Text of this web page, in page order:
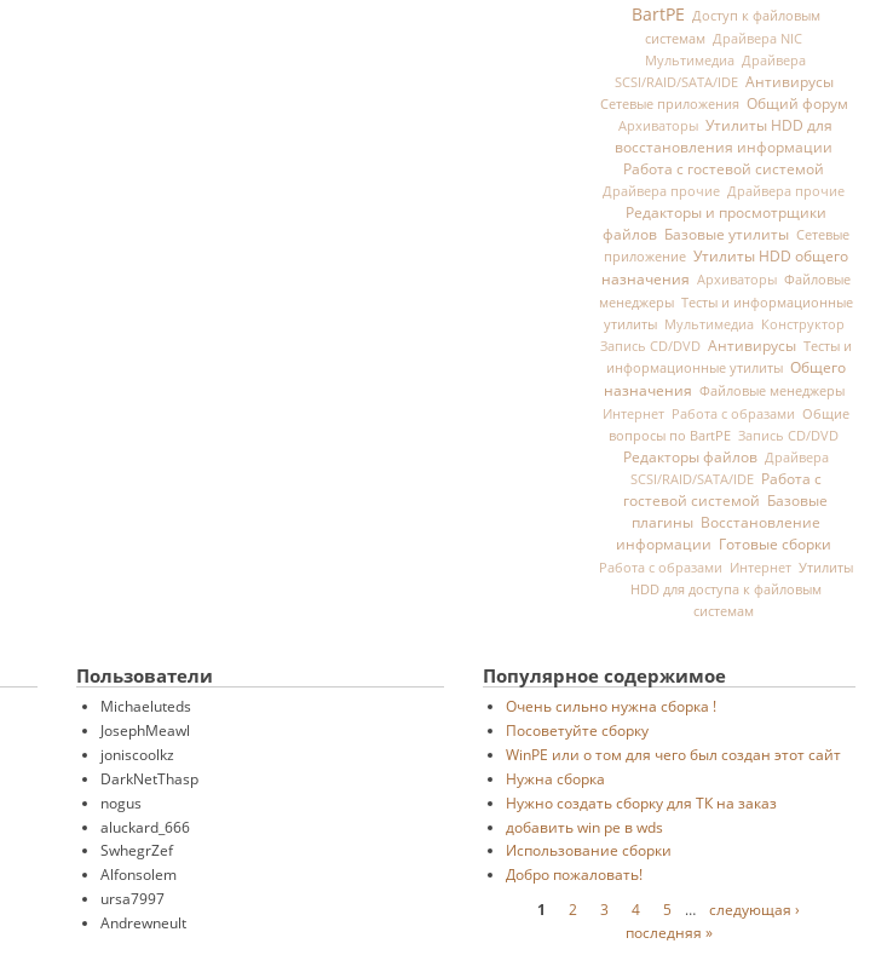
BartPE Доступ к файловым
системам Драйвера NIC
Мультимедиа Драйвера
SCSI/RAID/SATA/IDE Антивирусы
Сетевые приложения Общий форум
Архиваторы Утилиты HDD для
восстановления информации
Работа с гостевой системой
Драйвера прочие Драйвера прочие
Редакторы и просмотрщики
файлов Базовые утилиты Сетевые
приложение Утилиты HDD общего
назначения Архиваторы Файловые
менеджеры Тесты и информационные
утилиты Мультимедиа Конструктор
Запись CD/DVD Антивирусы Тесты и
информационные утилиты Общего
назначения Файловые менеджеры
Интернет Работа с образами Общие
вопросы по BartPE Запись CD/DVD
Редакторы файлов Драйвера
SCSI/RAID/SATA/IDE Работа с
гостевой системой Базовые
плагины Восстановление
информации Готовые сборки
Работа с образами Интернет Утилиты
HDD для доступа к файловым
системам
Пользователи
Michaeluteds
JosephMeawl
joniscoolkz
DarkNetThasp
nogus
aluckard_666
SwhegrZef
Alfonsolem
ursa7997
Andrewneult
Популярное содержимое
Очень сильно нужна сборка !
Посоветуйте сборку
WinPE или о том для чего был создан этот сайт
Нужна сборка
Нужно создать сборку для ТК на заказ
добавить win pe в wds
Использование сборки
Добро пожаловать!
Страницы
1 2 3 4 5 …
следующая ›
последняя »